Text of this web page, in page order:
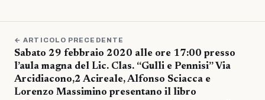
← ARTICOLO PRECEDENTE
Sabato 29 febbraio 2020 alle ore 17:00 presso
l’aula magna del Lic. Clas. “Gulli e Pennisi” Via
Arcidiacono,2 Acireale, Alfonso Sciacca e
Lorenzo Massimino presentano il libro